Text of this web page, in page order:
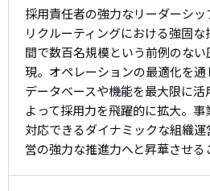
採用責任者の強力なリーダーシ
リクルーティングにおける強固
間で数百名規模という前例のな
現。オペレーションの最適化を
データベースや機能を最大限に
よって採用力を飛躍的に拡大。
対応できるダイナミックな組織
営の強力な推進力へと昇華させる